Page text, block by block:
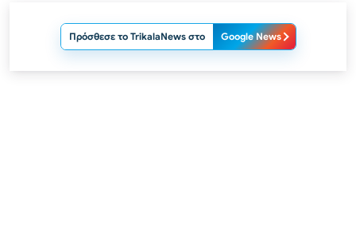
Πρόσθεσε το TrikalaNews στο Google News